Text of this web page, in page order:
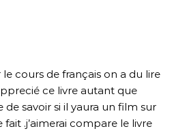
cours de français on a du lire
ce livre autant que
de savoir si il yaura un film sur
fait .j’aimerai compare le livre